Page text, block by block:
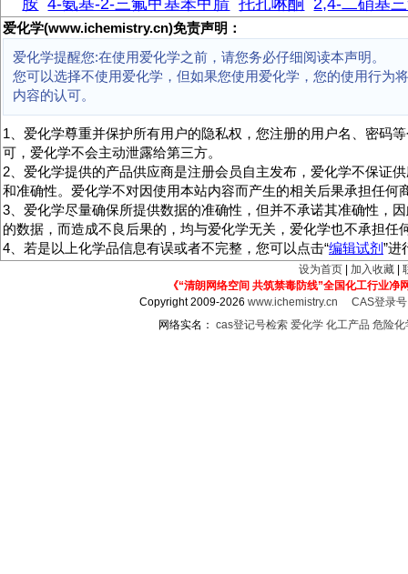
胺 4-氨基-2-三氟甲基苯甲腈 托扎啉酮 2,4-二硝基
爱化学(www.ichemistry.cn)免责声明：
爱化学提醒您:在使用爱化学之前，请您务必仔细阅读本声明。
您可以选择不使用爱化学，但如果您使用爱化学，您的使用行为
内容的认可。
1、爱化学尊重并保护所有用户的隐私权，您注册的用户名、密码
可，爱化学不会主动泄露给第三方。
2、爱化学提供的产品供应商是注册会员自主发布，爱化学不保证
和准确性。爱化学不对因使用本站内容而产生的相关后果承担任何
3、爱化学尽量确保所提供数据的准确性，但并不承诺其准确性，
的数据，而造成不良后果的，均与爱化学无关，爱化学也不承担任
4、若是以上化学品信息有误或者不完整，您可以点击“编辑试剂”进
设为首页 加入收藏
《“清朗网络空间 共筑禁毒防线”全国化工行业净
Copyright 2009-2026www.ichemistry.cn
CAS登录
网络实名： cas登记号检索 爱化学 化工产品 危险化